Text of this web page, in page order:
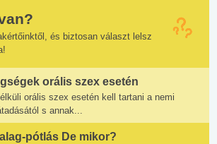
és biztosan választ lelsz
orális szex esetén
orális szex esetén kell tartani a nemi
s annak...
pótlás De mikor?